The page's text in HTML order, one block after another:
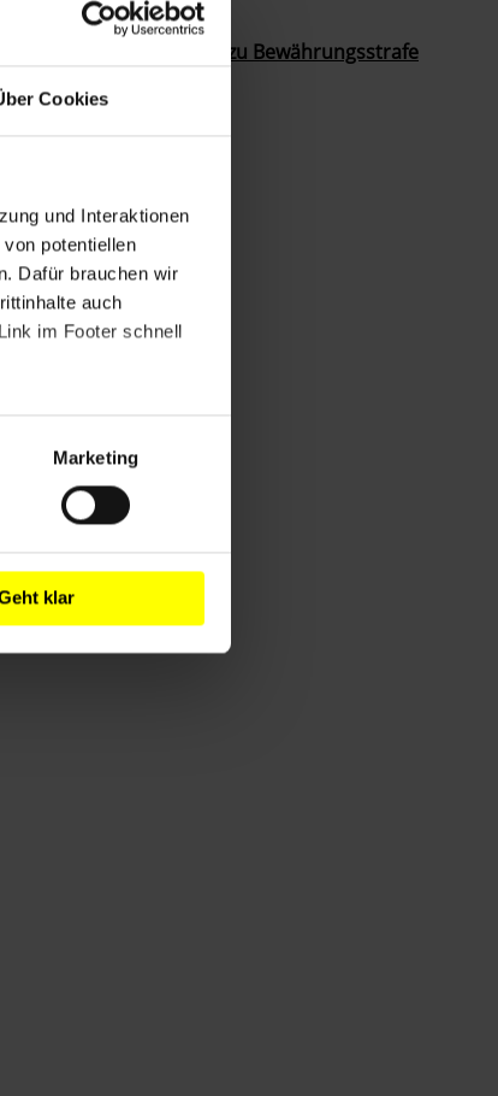
Cookies
und Interaktionen
potentiellen
Dafür brauchen wir
auch
im Footer schnell
Marketing
klar
2023
Oppositioneller zu Bewährungsstrafe